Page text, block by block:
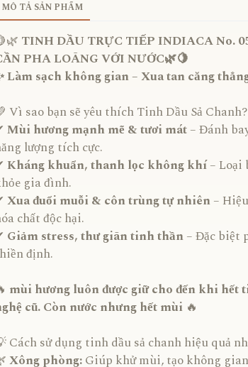
MÔ TẢ SẢN PHẨM
TINH DẦU TRỰC TIẾP INDIACA No.
PHA LOÃNG VỚI NƯỚC🌿🍋
Làm sạch không gian – Xua tan căng
Vì sao bạn sẽ yêu thích Tinh Dầu Sả Chanh?
Mùi hương mạnh mẽ & tươi mát– Đánh
lượng tích cực.
Kháng khuẩn, thanh lọc không khí– Loại
gia đình.
Xua đuổi muỗi & côn trùng tự nhiên–
chất độc hại.
Giảm stress, thư giãn tinh thần– Đặc biệt
định.
mùi hương luôn được giữ cho đến khi hết
cũ. Còn nước nhưng hết mùi 🔥
Cách sử dụng tinh dầu sả chanh hiệu quả
Xông phòng:Giúp khử mùi, tạo không